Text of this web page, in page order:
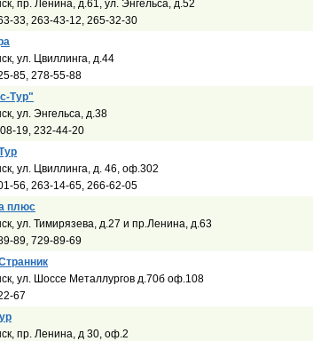
пр. Ленина, д.61, ул. Энгельса, д.52
33, 263-43-12, 265-32-30
ул. Цвиллинга, д.44
85, 278-55-88
Тур"
ул. Энгельса, д.38
19, 232-44-20
ул. Цвиллинга, д. 46, оф.302
56, 263-14-65, 266-62-05
плюс
ул. Тимирязева, д.27 и пр.Ленина, д.63
89, 729-89-69
ул. Шоссе Металлургов д.70б оф.108
67
пр. Ленина, д 30, оф.2